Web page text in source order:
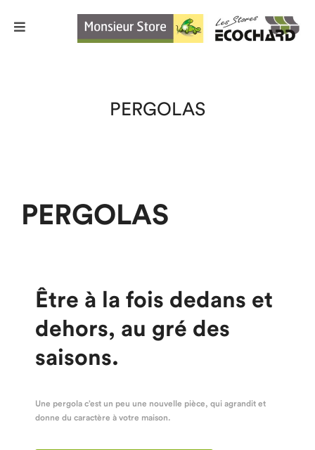
PERGOLAS
PERGOLAS
Être à la fois dedans et
dehors, au gré des
saisons.
Une pergola c’est un peu une nouvelle pièce, qui agrandit et
donne du caractère à votre maison.